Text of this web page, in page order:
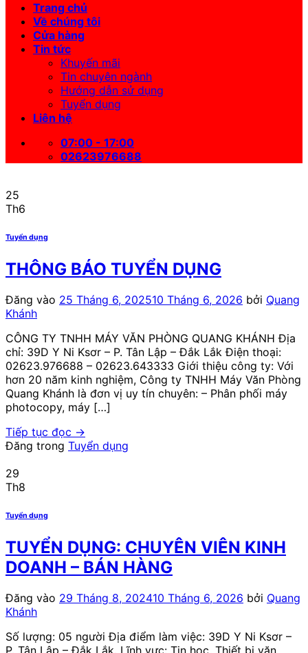
Trang chủ
Về chúng tôi
Cửa hàng
Tin tức
Khuyến mãi
Tin chuyên ngành
Hướng dẫn sử dụng
Tuyển dụng
Liên hệ
07:00 - 17:00
02623976688
25
Th6
Tuyển dụng
THÔNG BÁO TUYỂN DỤNG
Đăng vào 25 Tháng 6, 202510 Tháng 6, 2026 bởi Quang
Khánh
CÔNG TY TNHH MÁY VĂN PHÒNG QUANG KHÁNH Địa
chỉ: 39D Y Ni Ksơr – P. Tân Lập – Đắk Lắk Điện thoại:
02623.976688 – 02623.643333 Giới thiệu công ty: Với
hơn 20 năm kinh nghiệm, Công ty TNHH Máy Văn Phòng
Quang Khánh là đơn vị uy tín chuyên: – Phân phối máy
photocopy, máy […]
Tiếp tục đọc →
Đăng trong Tuyển dụng
29
Th8
Tuyển dụng
TUYỂN DỤNG: CHUYÊN VIÊN KINH
DOANH – BÁN HÀNG
Đăng vào 29 Tháng 8, 202410 Tháng 6, 2026 bởi Quang
Khánh
Số lượng: 05 người Địa điểm làm việc: 39D Y Ni Ksơr –
P. Tân Lập – Đắk Lắk. Lĩnh vực: Tin học, Thiết bị văn